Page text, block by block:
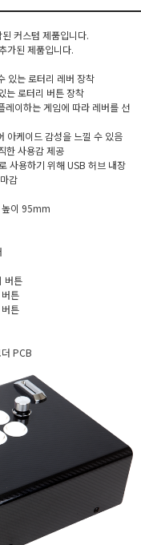
커스텀 제품입니다.
가된 제품입니다.
있는 로터리 레버 장착
는 로터리 버튼 장착
이하는 게임에 따라 레버를 선
아케이드 감성을 느낄 수 있음
한 사용감 제공
사용하기 위해 USB 허브 내장
감
이 95mm
버튼
튼
튼
PCB